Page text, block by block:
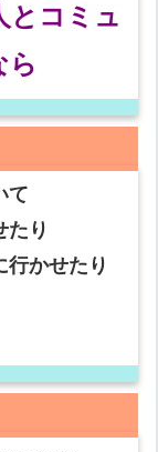
とコミュ
ら
て
たり
行かせたり